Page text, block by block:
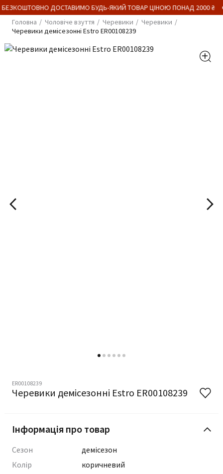
ДОСТАВИМО БУДЬ-ЯКИЙ ТОВАР ЦІНОЮ ПОНАД 2000 ₴
Головна
Чоловіче взуття Черевики
Черевики
Черевики демісезонні Estro ER00108239
ER00108239
Черевики демісезонні Estro ER00108239
Інформація про товар
Сезон
демісезон
Колір
коричневий